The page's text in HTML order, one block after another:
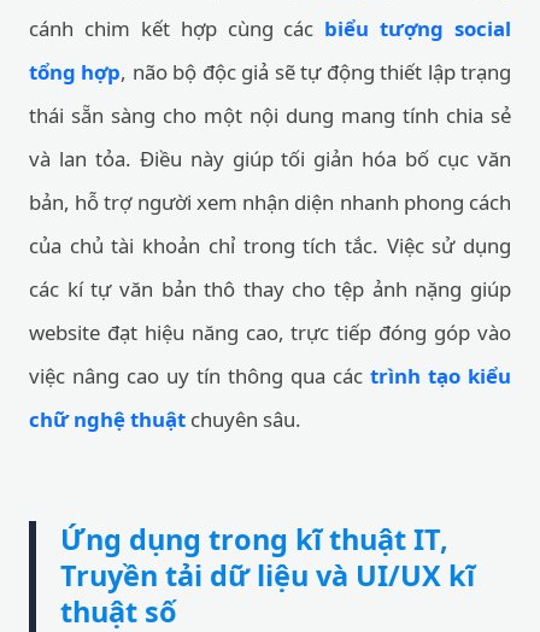
cánh chim kết hợp cùng các biểu tượng social
tổng hợp, não bộ độc giả sẽ tự động thiết lập trạng
thái sẵn sàng cho một nội dung mang tính chia sẻ
và lan tỏa. Điều này giúp tối giản hóa bố cục văn
bản, hỗ trợ người xem nhận diện nhanh phong cách
của chủ tài khoản chỉ trong tích tắc. Việc sử dụng
các kí tự văn bản thô thay cho tệp ảnh nặng giúp
website đạt hiệu năng cao, trực tiếp đóng góp vào
việc nâng cao uy tín thông qua các trình tạo kiểu
chữ nghệ thuật chuyên sâu.
Ứng dụng trong kĩ thuật IT,
Truyền tải dữ liệu và UI/UX kĩ
thuật số